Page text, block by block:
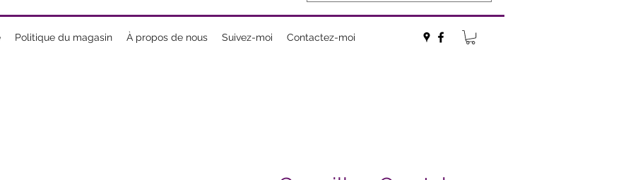
Politique du magasin À propos de nous Suivez-moi Contactez-moi